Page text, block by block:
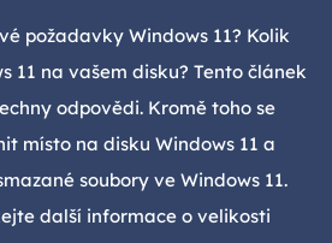
požadavky Windows 11? Kolik
11 na vašem disku? Tento článek
odpovědi. Kromě toho se
místo na disku Windows 11 a
soubory ve Windows 11.
další informace o velikosti